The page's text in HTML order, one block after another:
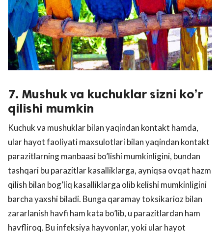
7. Mushuk va kuchuklar sizni ko’r
qilishi mumkin
Kuchuk va mushuklar bilan yaqindan kontakt hamda,
ular hayot faoliyati maxsulotlari bilan yaqindan kontakt
parazitlarning manbaasi bo’lishi mumkinligini, bundan
tashqari bu parazitlar kasalliklarga, ayniqsa ovqat hazm
qilish bilan bog’liq kasalliklarga olib kelishi mumkinligini
barcha yaxshi biladi. Bunga qaramay toksikarioz bilan
zararlanish havfi ham kata bo’lib, u parazitlardan ham
havfliroq. Bu infeksiya hayvonlar, yoki ular hayot